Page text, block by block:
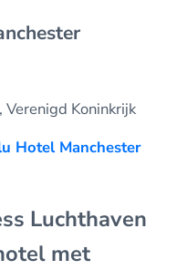
Koninkrijk
Hotel Manchester
Luchthaven
met